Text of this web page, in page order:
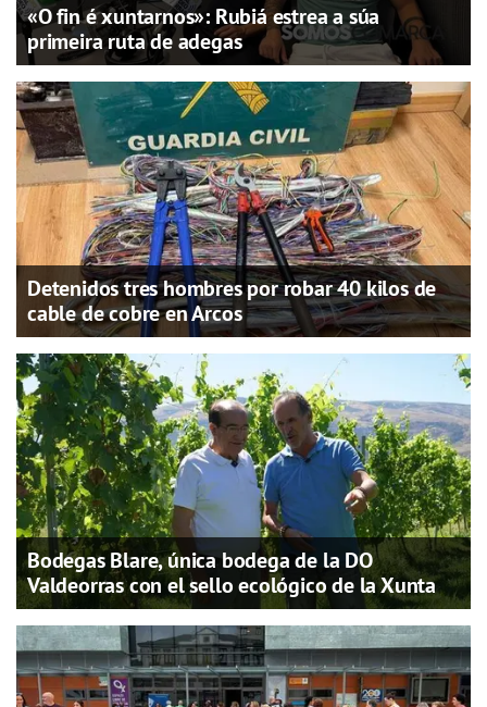
«O fin é xuntarnos»: Rubiá estrea a súa
primeira ruta de adegas
Detenidos tres hombres por robar 40 kilos de
cable de cobre en Arcos
Bodegas Blare, única bodega de la DO
Valdeorras con el sello ecológico de la Xunta